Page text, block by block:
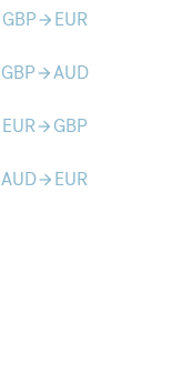
GBParrow_forward EUR
GBParrow_forwardAUD
EURarrow_forward GBP
AUDarrow_forward EUR